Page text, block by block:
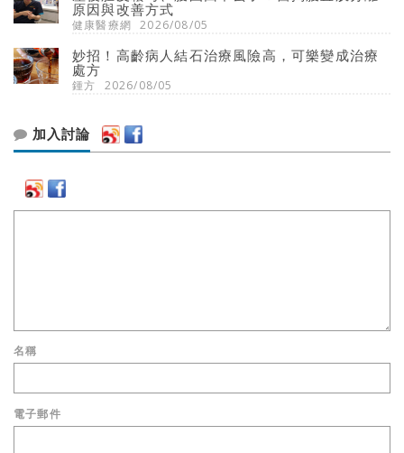
原因與改善方式
健康醫療網 2026/08/05
妙招！高齡病人結石治療風險高，可樂變成治療
處方
鍾方 2026/08/05
加入討論
名稱
電子郵件